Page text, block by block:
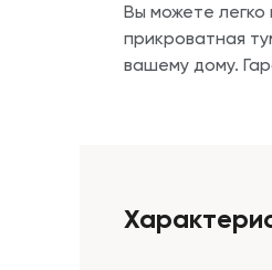
Вы можете легко
прикроватная
вашему дому.